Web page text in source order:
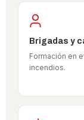
Brigadas y
Formación en
incendios.